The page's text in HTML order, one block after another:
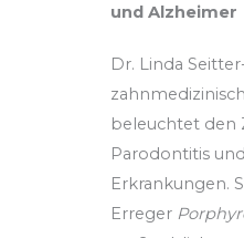
und Alzheimer
Dr. Linda
beleuchtet den
Parodontitis
Erkrankungen.
Erreger